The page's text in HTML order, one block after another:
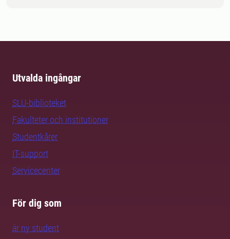
Utvalda ingångar
SLU-biblioteket
Fakulteter och institutioner
Studentkårer
IT-support
Servicecenter
För dig som
är ny student